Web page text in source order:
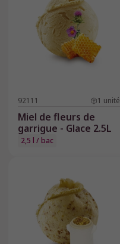
92111 1 unité
Miel de fleurs de
garrigue - Glace 2.5L
2,5 l / bac